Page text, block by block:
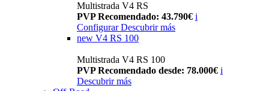
Multistrada V4 RS
PVP Recomendado: 43.790€ i
ConfigurarDescubrir más
new V4 RS 100
Multistrada V4 RS 100
PVP Recomendado desde: 78.000€ i
Descubrir más